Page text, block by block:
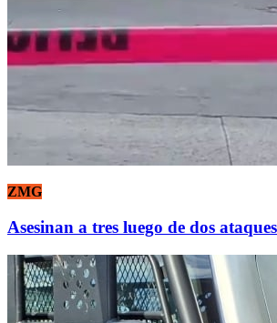
ZMG
Asesinan a tres luego de dos